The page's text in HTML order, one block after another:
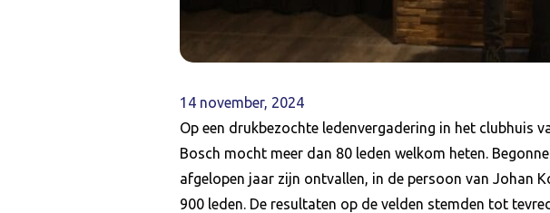
14 november, 2024
Op een drukbezochte ledenvergadering in het clubhuis
Bosch mocht meer dan 80 leden welkom heten.
afgelopen jaar zijn ontvallen, in de persoon van Johan
900 leden. De resultaten op de velden stemden tot